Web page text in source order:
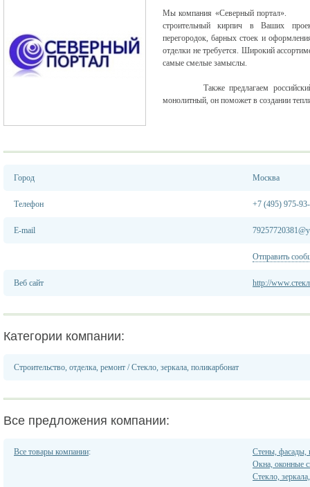
Мы компания «Северный портал».
строительный кирпич в Ваших
перегородок, барных стоек и
отделки не требуется. Широкий
самые смелые замыслы.
Также предлагаем российский
монолитный, он поможет в создании
Город Москва
Телефон +7 (495) 975-
E-mail
Отправить
Веб сайт http://
Категории компании:
Строительство, отделка, ремонт /Стекло, зеркала, поликарбонат
Все предложения компании:
Все товары компании:
Стены, фасады,
Окна, оконные
Стекло,